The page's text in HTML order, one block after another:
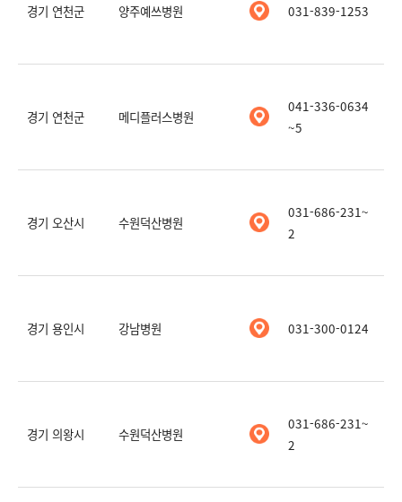
경기 연천군 양주예쓰병원 031-839-1253
경기 연천군 메디플러스병원
041-336-0634
~5
경기 오산시 수원덕산병원
031-686-231~
2
경기 용인시 강남병원 031-300-0124
경기 의왕시 수원덕산병원
031-686-231~
2